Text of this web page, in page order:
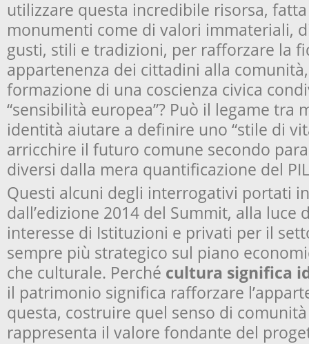
utilizzare questa incredibile risorsa,
monumenti come di valori immateriali,
gusti, stili e tradizioni, per rafforzare la
appartenenza dei cittadini alla
formazione di una coscienza civica
“sensibilità europea”? Può il legame tra
identità aiutare a definire uno “stile di
arricchire il futuro comune secondo
diversi dalla mera quantificazione del
Questi alcuni degli interrogativi portati
dall’edizione 2014 del Summit, alla luce
interesse di Istituzioni e privati per il
sempre più strategico sul piano
che culturale. Perché cultura significa
il patrimonio significa rafforzare
questa, costruire quel senso di
rappresenta il valore fondante del